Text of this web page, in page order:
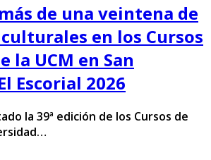
de una veintena de
en los Cursos
la UCM en San
Escorial 2026
la 39ª edición de los Cursos de